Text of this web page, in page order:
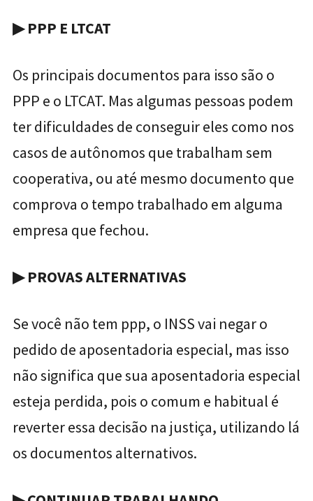
▶PPP E LTCAT
Os principais documentos para isso são o
PPP e o LTCAT. Mas algumas pessoas podem
ter dificuldades de conseguir eles como nos
casos de autônomos que trabalham sem
cooperativa, ou até mesmo documento que
comprova o tempo trabalhado em alguma
empresa que fechou.
▶PROVAS ALTERNATIVAS
Se você não tem ppp, o INSS vai negar o
pedido de aposentadoria especial, mas isso
não significa que sua aposentadoria especial
esteja perdida, pois o comum e habitual é
reverter essa decisão na justiça, utilizando lá
os documentos alternativos.